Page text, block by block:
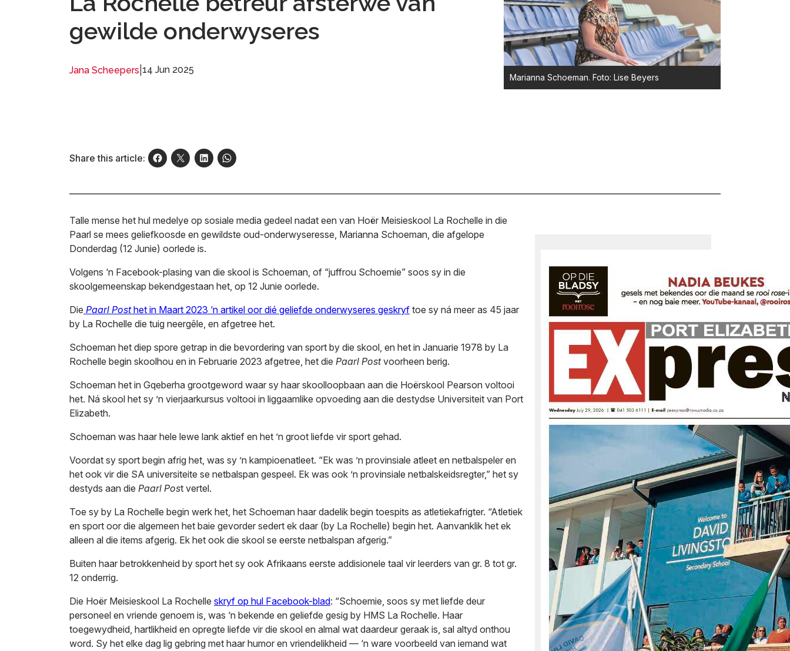
gewilde onderwyseres
Jana Scheepers 14 Jun 2025
Share this article:
Marianna Schoeman. Foto: Lise Beyers
Talle mense het hul medelye op sosiale media gedeel nadat een van Hoër Meisieskool La Rochelle in die
Paarl se mees geliefkoosde en gewildste oud-onderwyseresse, Marianna Schoeman, die afgelope
Donderdag (12 Junie) oorlede is.
Volgens ‘n Facebook-plasing van die skool is Schoeman, of “juffrou Schoemie” soos sy in die
skoolgemeenskap bekendgestaan het, op 12 Junie oorlede.
Die Paarl Posthet in Maart 2023 ‘n artikel oor dié geliefde onderwyseres geskryf toe sy ná meer as 45 jaar
by La Rochelle die tuig neergêle, en afgetree het.
Schoeman het diep spore getrap in die bevordering van sport by die skool, en het in Januarie 1978 by La
Rochelle begin skoolhou en in Februarie 2023 afgetree, het die Paarl Postvoorheen berig.
Schoeman het in Gqeberha grootgeword waar sy haar skoolloopbaan aan die Hoërskool Pearson voltooi
het. Ná skool het sy ’n vierjaarkursus voltooi in liggaamlike opvoeding aan die destydse Universiteit van Port
Elizabeth.
Schoeman was haar hele lewe lank aktief en het ’n groot liefde vir sport gehad.
Voordat sy sport begin afrig het, was sy ’n kampioenatleet. “Ek was ’n provinsiale atleet en netbalspeler en
het ook vir die SA universiteite se netbalspan gespeel. Ek was ook ’n provinsiale netbalskeidsregter,” het sy
destyds aan die Paarl Post vertel.
Toe sy by La Rochelle begin werk het, het Schoeman haar dadelik begin toespits as atletiekafrigter. “Atletiek
en sport oor die algemeen het baie gevorder sedert ek daar (by La Rochelle) begin het. Aanvanklik het ek
alleen al die items afgerig. Ek het ook die skool se eerste netbalspan afgerig.”
Buiten haar betrokkenheid by sport het sy ook Afrikaans eerste addisionele taal vir leerders van gr. 8 tot gr.
12 onderrig.
Die Hoër Meisieskool La Rochelle skryf op hul Facebook-blad: “Schoemie, soos sy met liefde deur
personeel en vriende genoem is, was ‘n bekende en geliefde gesig by HMS La Rochelle. Haar
toegewydheid, hartlikheid en opregte liefde vir die skool en almal wat daardeur geraak is, sal altyd onthou
word. Sy het elke dag lig gebring met haar humor en vriendelikheid — ‘n ware voorbeeld van iemand wat